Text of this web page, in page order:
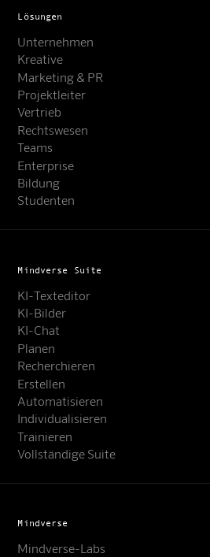
Lösungen
Unternehmen
Kreative
Marketing & PR
Projektleiter
Vertrieb
Rechtswesen
Teams
Enterprise
Bildung
Studenten
Mindverse Suite
KI-Texteditor
KI-Bilder
KI-Chat
Planen
Recherchieren
Erstellen
Automatisieren
Individualisieren
Trainieren
Vollständige Suite
Mindverse
Mindverse-Labs